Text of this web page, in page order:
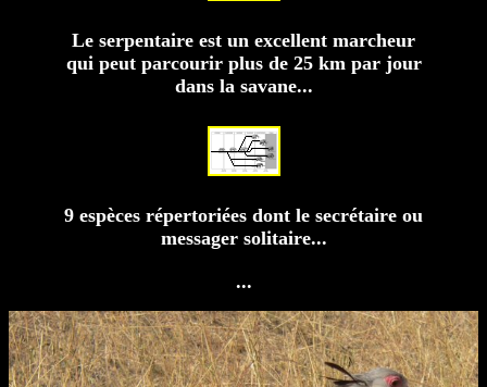
Le serpentaire est un excellent marcheur
qui peut parcourir plus de 25 km par jour
dans la savane...
9 espèces répertoriées dont le secrétaire ou
messager solitaire...
...